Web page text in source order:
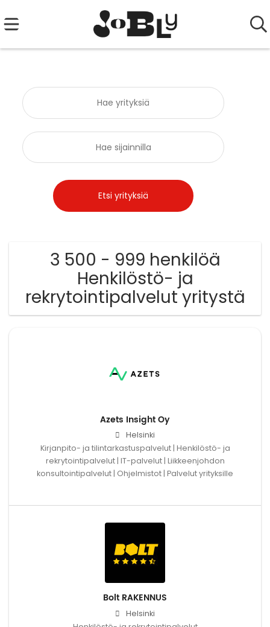
3 500 - 999 henkilöä
Henkilöstö- ja
rekrytointipalvelut yritystä
Azets Insight Oy
Helsinki
Kirjanpito- ja tilintarkastuspalvelut | Henkilöstö- ja
rekrytointipalvelut | IT-palvelut | Liikkeenjohdon
konsultointipalvelut | Ohjelmistot | Palvelut yrityksille
Bolt RAKENNUS
Helsinki